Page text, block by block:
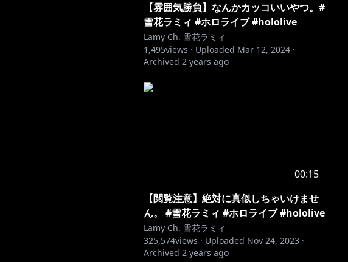
【雰囲気勝負】なんかカッコいいやつ。#
雪花ラミィ #ホロライブ #hololive
Lamy Ch. 雪花ラミィ
1,495views · Uploaded Mar 12, 2024 ·
Archived 2 years ago
00:15
【閲覧注意】絶対に真似しちゃいけませ
ん。 #雪花ラミィ #ホロライブ #hololive
Lamy Ch. 雪花ラミィ
325,574views · Uploaded Nov 24, 2023 ·
Archived 2 years ago